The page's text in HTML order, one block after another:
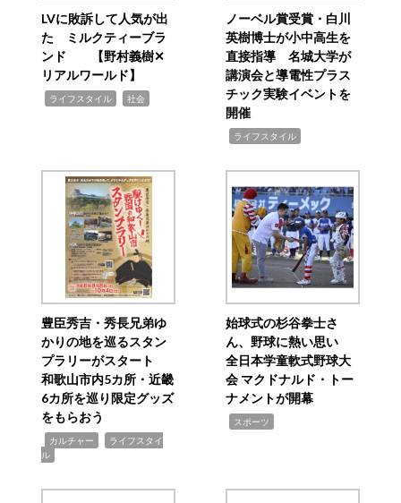
LVに敗訴して人気が出
た ミルクティーブラ
ンド 【野村義樹✕
リアルワールド】
ライフスタイル 社会
ノーベル賞受賞・白川
英樹博士が小中高生を
直接指導 名城大学が
講演会と導電性プラス
チック実験イベントを
開催
ライフスタイル
豊臣秀吉・秀長兄弟ゆ
かりの地を巡るスタン
プラリーがスタート
和歌山市内5カ所・近畿
6カ所を巡り限定グッズ
をもらおう
カルチャー
ライフスタイ
ル
始球式の杉谷拳士さ
ん、野球に熱い思い
全日本学童軟式野球大
会 マクドナルド・トー
ナメントが開幕
スポーツ